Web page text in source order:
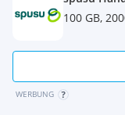
100 GB,
WERBUNG